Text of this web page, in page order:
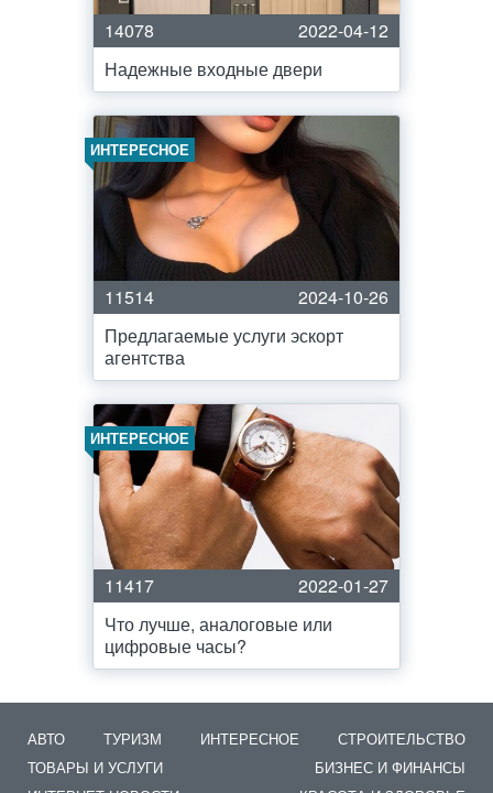
14078
2022-04-12
Надежные входные двери
ИНТЕРЕСНОЕ
11514
2024-10-26
Предлагаемые услуги эскорт
агентства
ИНТЕРЕСНОЕ
11417
2022-01-27
Что лучше, аналоговые или
цифровые часы?
АВТО ТУРИЗМ ИНТЕРЕСНОЕ
СТРОИТЕЛЬСТВО
ТОВАРЫ И УСЛУГИ
БИЗНЕС И ФИНАНСЫ